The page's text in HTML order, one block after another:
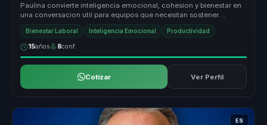
Paulina convierte inteligencia emocional, cohesion y bienestar en
una conversacion util para equipos que necesitan sostener
productividad...
Bienestar Laboral Inteligencia Emocional Productividad
15años 8conf.
Cotizar Ver Perfil
ES